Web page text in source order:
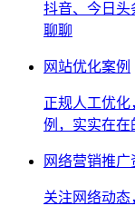
抖音、今日头
聊聊
网站优化案例
正规人工优
例，实实在在
网络营销推广
关注网络动